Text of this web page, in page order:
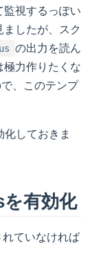
視するっぽい
したが、スク
の出力を読ん
力作りたくな
、このテンプ
しておきま
有効化
ていなければ